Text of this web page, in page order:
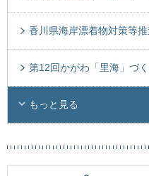
香川県海岸漂着物対策等
第12回かがわ「里海」づ
もっと見る